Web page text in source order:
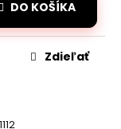
DO KOŠÍKA
Zdieľať